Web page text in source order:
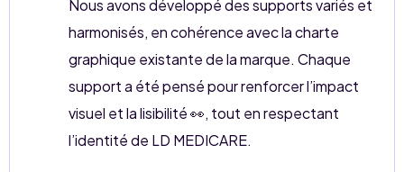
Nous avons développé des supports variés et
harmonisés, en cohérence avec la charte
graphique existante de la marque. Chaque
support a été pensé pour renforcer l’impact
visuel et la lisibilité 👀, tout en respectant
l’identité de LD MEDICARE.